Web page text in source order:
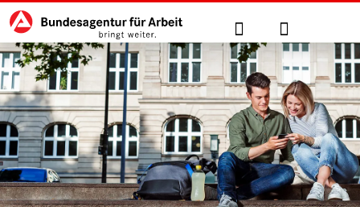
zu den Hauptinhalten springen
Hauptnavigation Suche Anmelden